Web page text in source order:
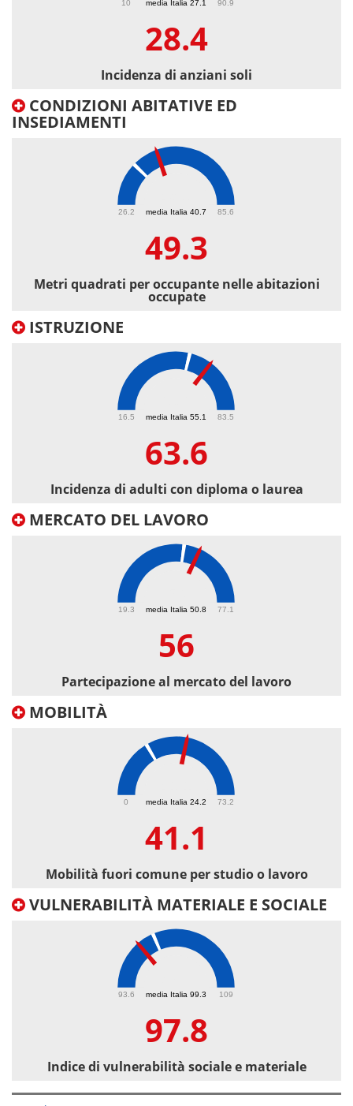
media Italia 27.1
10 90.9
28.4
Incidenza di anziani soli
CONDIZIONI ABITATIVE ED
INSEDIAMENTI
media Italia 40.7
26.2 85.6
49.3
Metri quadrati per occupante nelle abitazioni
occupate
ISTRUZIONE
media Italia 55.1
16.5 83.5
63.6
Incidenza di adulti con diploma o laurea
MERCATO DEL LAVORO
media Italia 50.8
19.3 77.1
56
Partecipazione al mercato del lavoro
MOBILITÀ
media Italia 24.2
0 73.2
41.1
Mobilità fuori comune per studio o lavoro
VULNERABILITÀ MATERIALE E SOCIALE
media Italia 99.3
93.6 109
97.8
Indice di vulnerabilità sociale e materiale